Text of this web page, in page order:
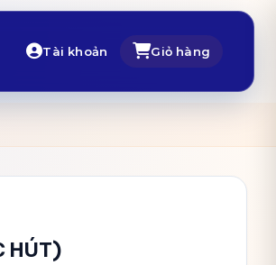
Tài khoản Giỏ hàng
HÚT)